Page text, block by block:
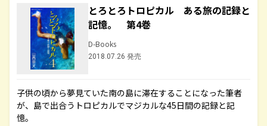
とろとろトロピカル ある旅の記録と
記憶。 第4巻
D-Books
2018.07.26 発売
子供の頃から夢見ていた南の島に滞在することになった筆者
が、島で出合うトロピカルでマジカルな45日間の記録と記
憶。